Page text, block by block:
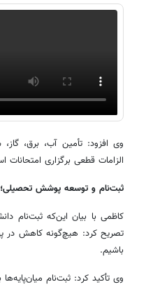
وی افزود: تأمین آب، برق،
الزامات قطعی برگزاری
ثبت‌نام و توسعه پوشش
کاظمی با بیان این‌که ثبت‌نام
تصریح کرد: هیچ‌گونه کاهش در
باشیم.
وی تأکید کرد: ثبت‌نام